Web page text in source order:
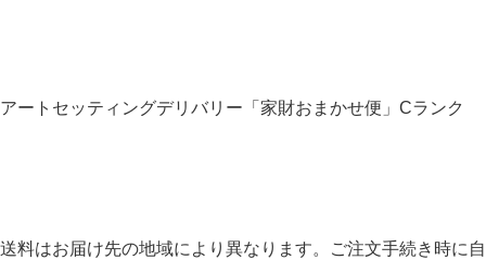
アートセッティングデリバリー「家財おまかせ便」Cランク
送料はお届け先の地域により異なります。ご注文手続き時に自